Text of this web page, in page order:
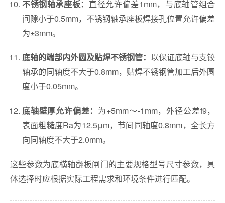
不锈钢轴承座板： 直径允许偏差1mm，与底轴管组合
间隙小于0.5mm，不锈钢轴承座板焊接孔位置允许偏差
为±3mm。
底轴的端部内外圆及贴焊不锈钢管： 以保证底轴与支铰
轴承的同轴度不大于0.8mm，贴焊不锈钢管加工后外圆
度小于0.05mm。
底轴壁厚允许偏差： 为+5mm～-1mm，外径公差f9，
表面粗糙度Ra为12.5μm，节间同轴度0.8mm，全长方
向同轴度不大于2.0mm。
这些参数为底横轴翻板闸门的主要规格型号尺寸参数，具
体选择时应根据实际工程需求和环境条件进行匹配。